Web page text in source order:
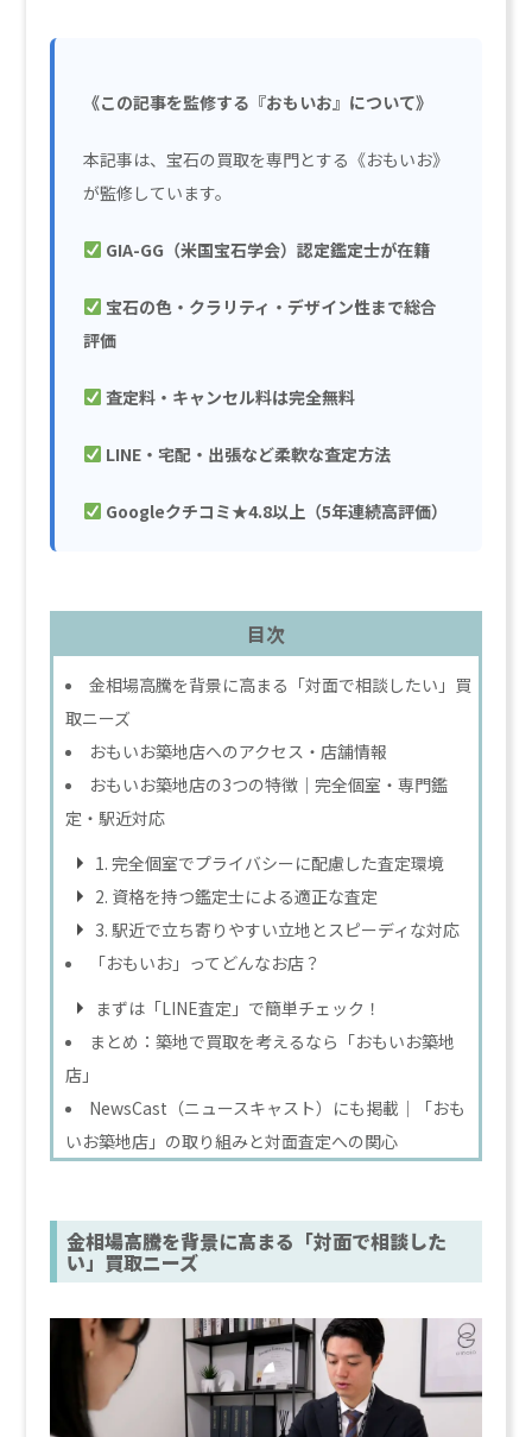
《この記事を監修する『おもいお』について》
本記事は、宝石の買取を専門とする《おもいお》
が監修しています。
GIA-GG（米国宝石学会）認定鑑定士が在籍
宝石の色・クラリティ・デザイン性まで総合
評価
査定料・キャンセル料は完全無料
LINE・宅配・出張など柔軟な査定方法
Googleクチコミ★4.8以上（5年連続高評価）
目次
金相場高騰を背景に高まる「対面で相談したい」買
取ニーズ
おもいお築地店へのアクセス・店舗情報
おもいお築地店の3つの特徴｜完全個室・専門鑑
定・駅近対応
1. 完全個室でプライバシーに配慮した査定環境
2. 資格を持つ鑑定士による適正な査定
3. 駅近で立ち寄りやすい立地とスピーディな対応
「おもいお」ってどんなお店？
まずは「LINE査定」で簡単チェック！
まとめ：築地で買取を考えるなら「おもいお築地
店」
NewsCast（ニュースキャスト）にも掲載｜「おも
いお築地店」の取り組みと対面査定への関心
金相場高騰を背景に高まる「対面で相談した
い」買取ニーズ